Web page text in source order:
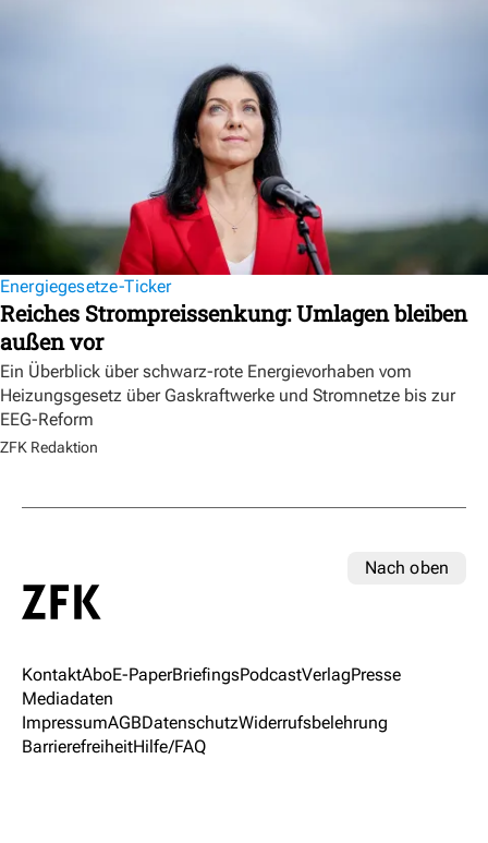
Energiegesetze-Ticker
Reiches Strompreissenkung: Umlagen bleiben
außen vor
Ein Überblick über schwarz-rote Energievorhaben vom
Heizungsgesetz über Gaskraftwerke und Stromnetze bis zur
EEG-Reform
ZFK Redaktion
Nach oben
KontaktAboE-PaperBriefingsPodcastVerlagPresse
Mediadaten
ImpressumAGBDatenschutzWiderrufsbelehrung
BarrierefreiheitHilfe/FAQ